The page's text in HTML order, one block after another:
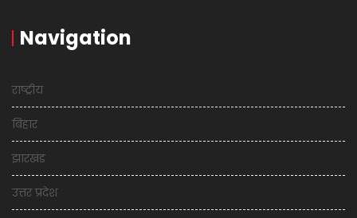
Navigation
राष्ट्रीय
बिहार
झारखंड
उत्तर प्रदेश